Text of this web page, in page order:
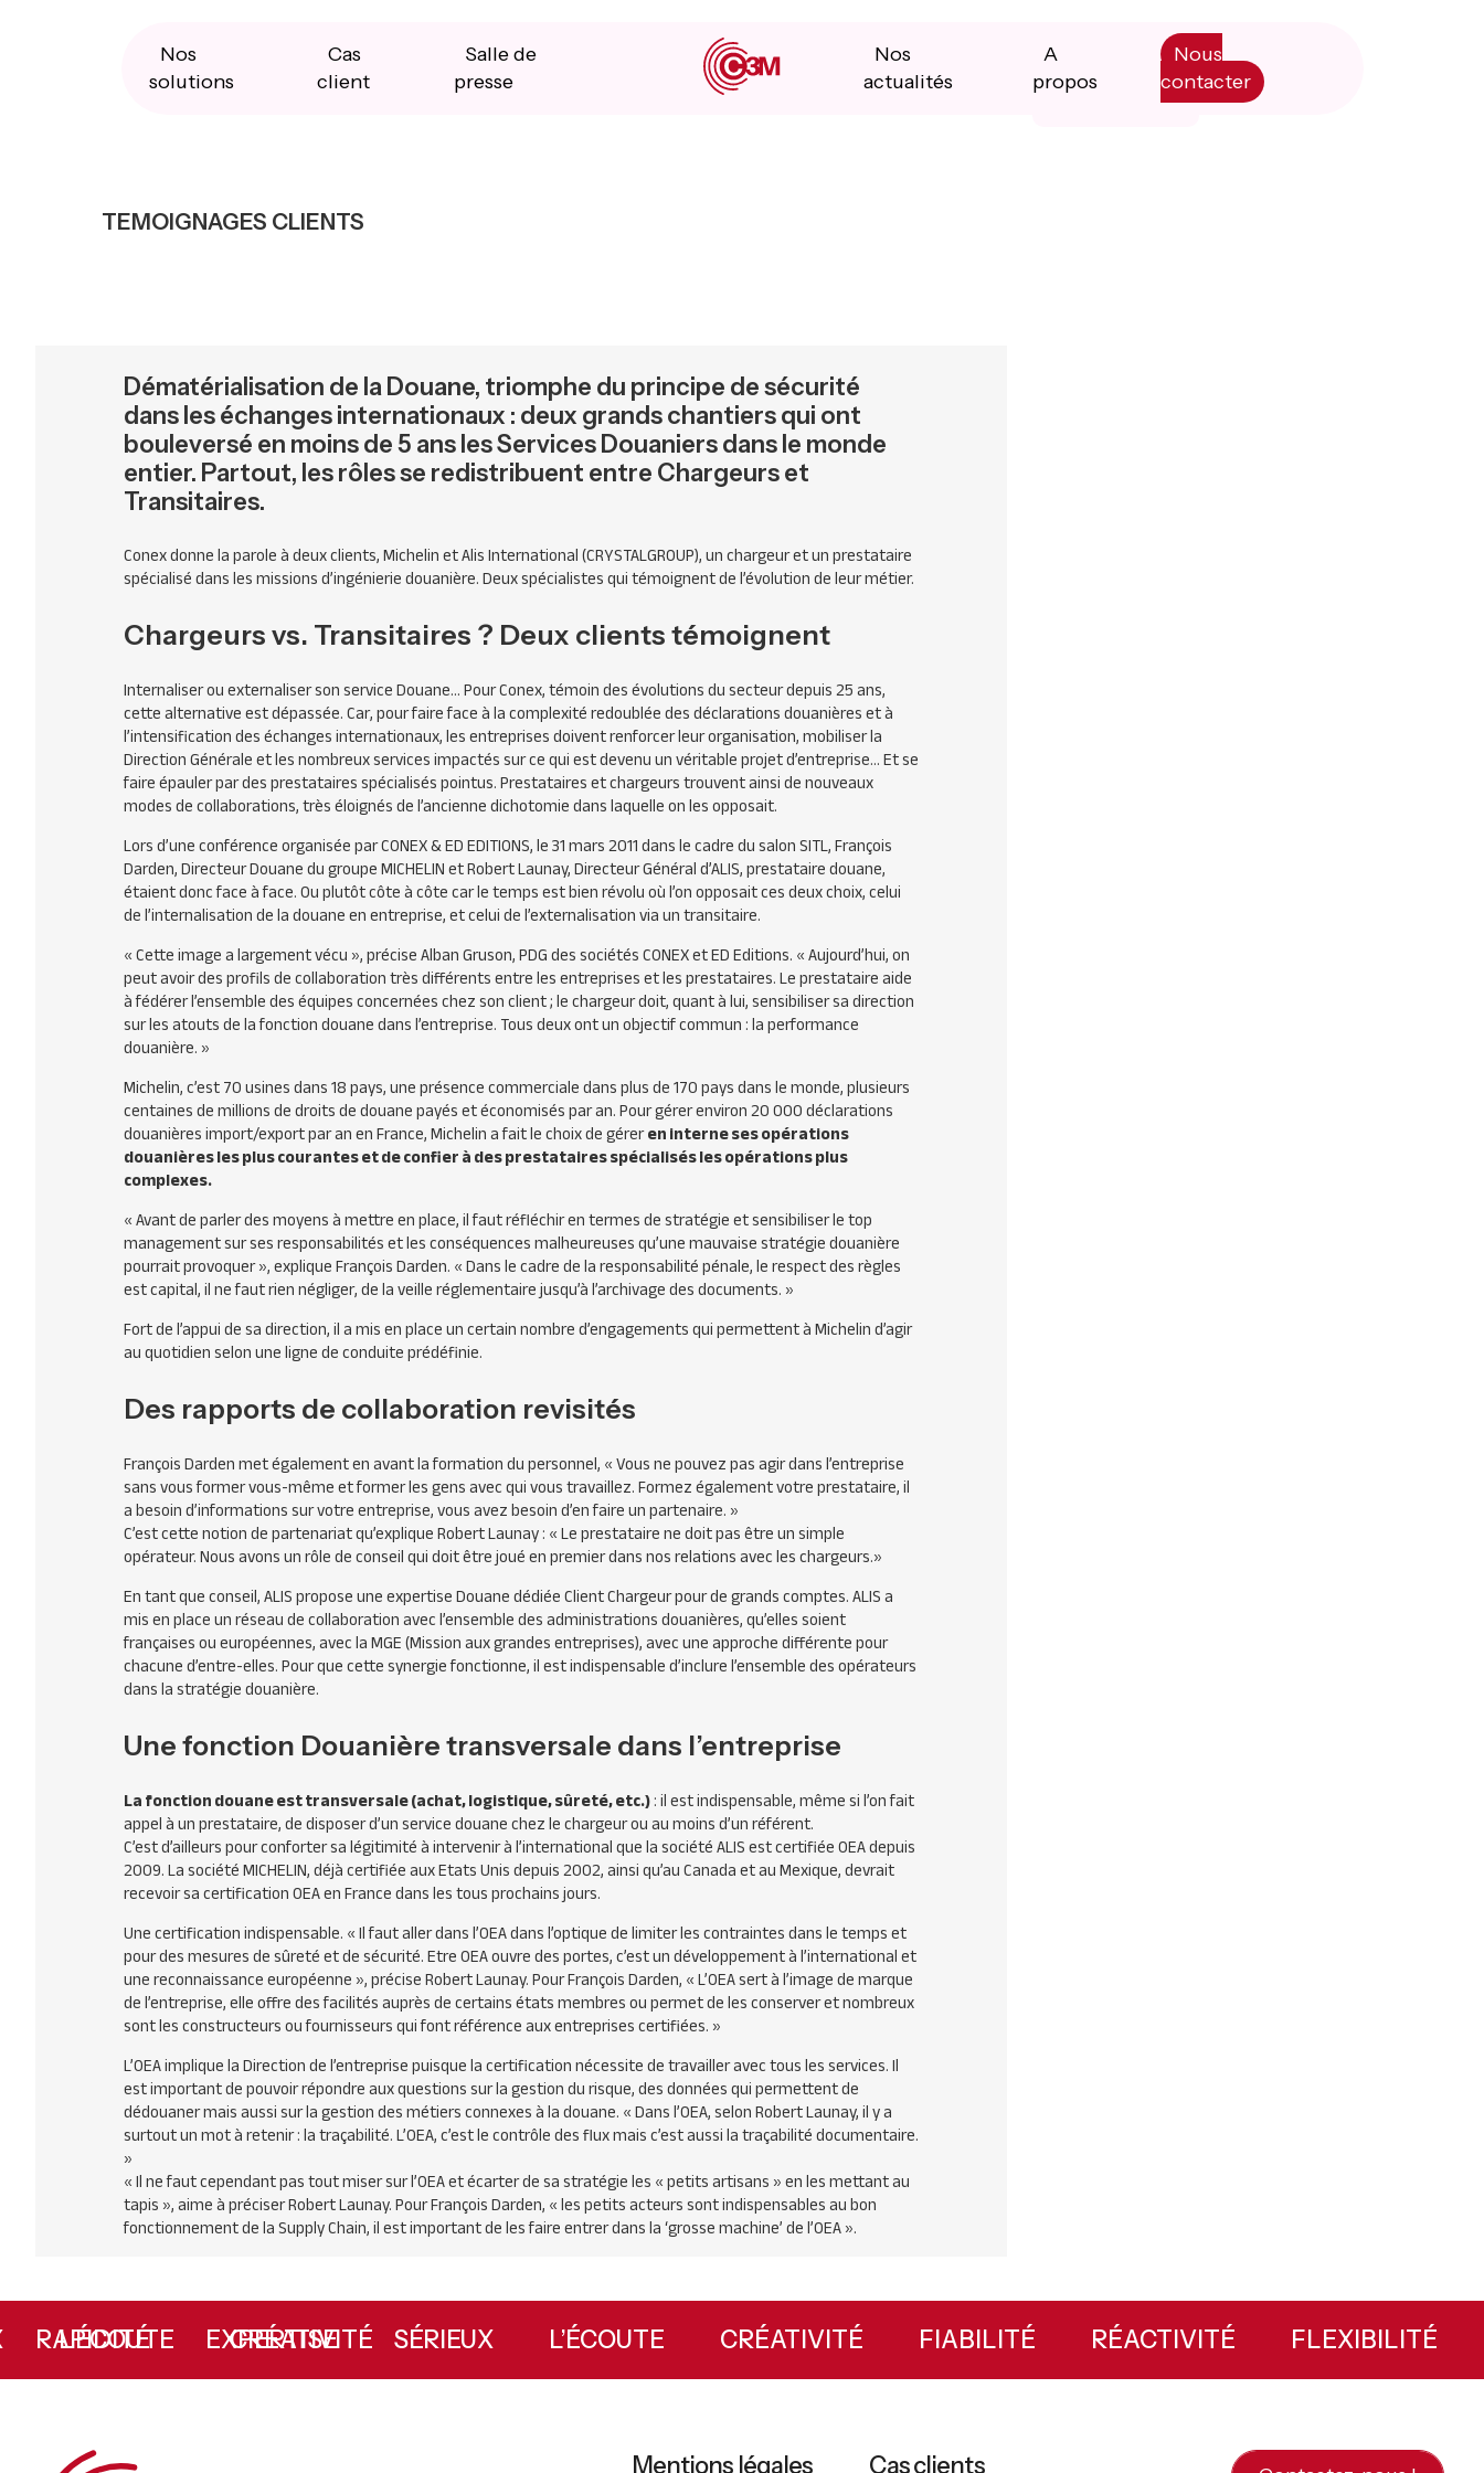
Nos
solutions
Cas
client
Salle de
presse
Nos
actualités
A
propos
Nous
contacter
TEMOIGNAGES CLIENTS
Dématérialisation de la Douane, triomphe du principe de sécurité
dans les échanges internationaux : deux grands chantiers qui ont
bouleversé en moins de 5 ans les Services Douaniers dans le monde
entier. Partout, les rôles se redistribuent entre Chargeurs et
Transitaires.
Conex donne la parole à deux clients, Michelin et Alis International (CRYSTALGROUP), un chargeur et un prestataire
spécialisé dans les missions d’ingénierie douanière. Deux spécialistes qui témoignent de l’évolution de leur métier.
Chargeurs vs. Transitaires ? Deux clients témoignent
Internaliser ou externaliser son service Douane… Pour Conex, témoin des évolutions du secteur depuis 25 ans,
cette alternative est dépassée. Car, pour faire face à la complexité redoublée des déclarations douanières et à
l’intensification des échanges internationaux, les entreprises doivent renforcer leur organisation, mobiliser la
Direction Générale et les nombreux services impactés sur ce qui est devenu un véritable projet d’entreprise… Et se
faire épauler par des prestataires spécialisés pointus. Prestataires et chargeurs trouvent ainsi de nouveaux
modes de collaborations, très éloignés de l’ancienne dichotomie dans laquelle on les opposait.
Lors d’une conférence organisée parCONEX& EDEDITIONS, le 31 mars 2011 dans le cadre du salonSITL, François
Darden, Directeur Douane du groupeMICHELINet Robert Launay, Directeur Général d’ALIS, prestataire douane,
étaient donc face à face. Ou plutôt côte à côte car le temps est bien révolu où l’on opposait ces deux choix, celui
de l’internalisation de la douane en entreprise, et celui de l’externalisation via un transitaire.
« Cette image a largement vécu »,précise Alban Gruson,PDGdes sociétésCONEXet ED Editions.« Aujourd’hui, on
peut avoir des profils de collaboration très différents entre les entreprises et les prestataires. Le prestataire aide
à fédérer l’ensemble des équipes concernées chez son client ; le chargeur doit, quant à lui, sensibiliser sa direction
sur les atouts de la fonction douane dans l’entreprise. Tous deux ont un objectif commun : la performance
douanière. »
Michelin, c’est 70 usines dans 18 pays, une présence commerciale dans plus de 170 pays dans le monde, plusieurs
centaines de millions de droits de douane payés et économisés par an. Pour gérer environ 20 000 déclarations
douanières import/export par an en France, Michelin a fait le choix de géreren interne ses opérations
douanières les plus courantes et de confier à des prestataires spécialisés les opérations plus
complexes.
« Avant de parler des moyens à mettre en place, il faut réfléchir en termes de stratégie et sensibiliser le top
management sur ses responsabilités et les conséquences malheureuses qu’une mauvaise stratégie douanière
pourrait provoquer »,explique François Darden.« Dans le cadre de la responsabilité pénale, le respect des règles
est capital, il ne faut rien négliger, de la veille réglementaire jusqu’à l’archivage des documents. »
Fort de l’appui de sa direction, il a mis en place un certain nombre d’engagements qui permettent à Michelin d’agir
au quotidien selon une ligne de conduite prédéfinie.
Des rapports de collaboration revisités
François Darden met également en avant la formation du personnel,« Vous ne pouvez pas agir dans l’entreprise
sans vous former vous-même et former les gens avec qui vous travaillez. Formez également votre prestataire, il
a besoin d’informations sur votre entreprise, vous avez besoin d’en faire un partenaire. »
C’est cette notion de partenariat qu’explique Robert Launay :« Le prestataire ne doit pas être un simple
opérateur. Nous avons un rôle de conseil qui doit être joué en premier dans nos relations avec les chargeurs.»
En tant que conseil,ALISpropose une expertise Douane dédiée Client Chargeur pour de grands comptes.ALISa
mis en place un réseau de collaboration avec l’ensemble des administrations douanières, qu’elles soient
françaises ou européennes, avec laMGE(Mission aux grandes entreprises), avec une approche différente pour
chacune d’entre-elles. Pour que cette synergie fonctionne, il est indispensable d’inclure l’ensemble des opérateurs
dans la stratégie douanière.
Une fonction Douanière transversale dans l’entreprise
La fonction douane est transversale (achat, logistique, sûreté, etc.): il est indispensable, même si l’on fait
appel à un prestataire, de disposer d’un service douane chez le chargeur ou au moins d’un référent.
C’est d’ailleurs pour conforter sa légitimité à intervenir à l’international que la sociétéALISest certifiéeOEAdepuis
2009. La sociétéMICHELIN, déjà certifiée aux Etats Unis depuis 2002, ainsi qu’au Canada et au Mexique, devrait
recevoir sa certificationOEAen France dans les tous prochains jours.
Une certification indispensable.« Il faut aller dans l’OEAdans l’optique de limiter les contraintes dans le temps et
pour des mesures de sûreté et de sécurité. EtreOEAouvre des portes, c’est un développement à l’international et
une reconnaissance européenne », précise Robert Launay. Pour François Darden, « L’OEAsert à l’image de marque
de l’entreprise, elle offre des facilités auprès de certains états membres ou permet de les conserver et nombreux
sont les constructeurs ou fournisseurs qui font référence aux entreprises certifiées. »
L’OEAimplique la Direction de l’entreprise puisque la certification nécessite de travailler avec tous les services. Il
est important de pouvoir répondre aux questions sur la gestion du risque, des données qui permettent de
dédouaner mais aussi sur la gestion des métiers connexes à la douane.« Dans l’OEA, selon Robert Launay, il y a
surtout un mot à retenir : la traçabilité. L’OEA, c’est le contrôle des flux mais c’est aussi la traçabilité documentaire.
»
« Il ne faut cependant pas tout miser sur l’OEAet écarter de sa stratégie les « petits artisans » en les mettant au
tapis », aime à préciser Robert Launay. Pour François Darden, « les petits acteurs sont indispensables au bon
fonctionnement de la Supply Chain, il est important de les faire entrer dans la ‘grosse machine’ de l’OEA».
L’ÉCOUTE CRÉATIVITÉ
RAPIDITÉ EXPERTISE SÉRIEUX L’ÉCOUTE CRÉATIVITÉ FIABILITÉ RÉACTIVITÉ FLEXIBILITÉ
Mentions légales Cas clients